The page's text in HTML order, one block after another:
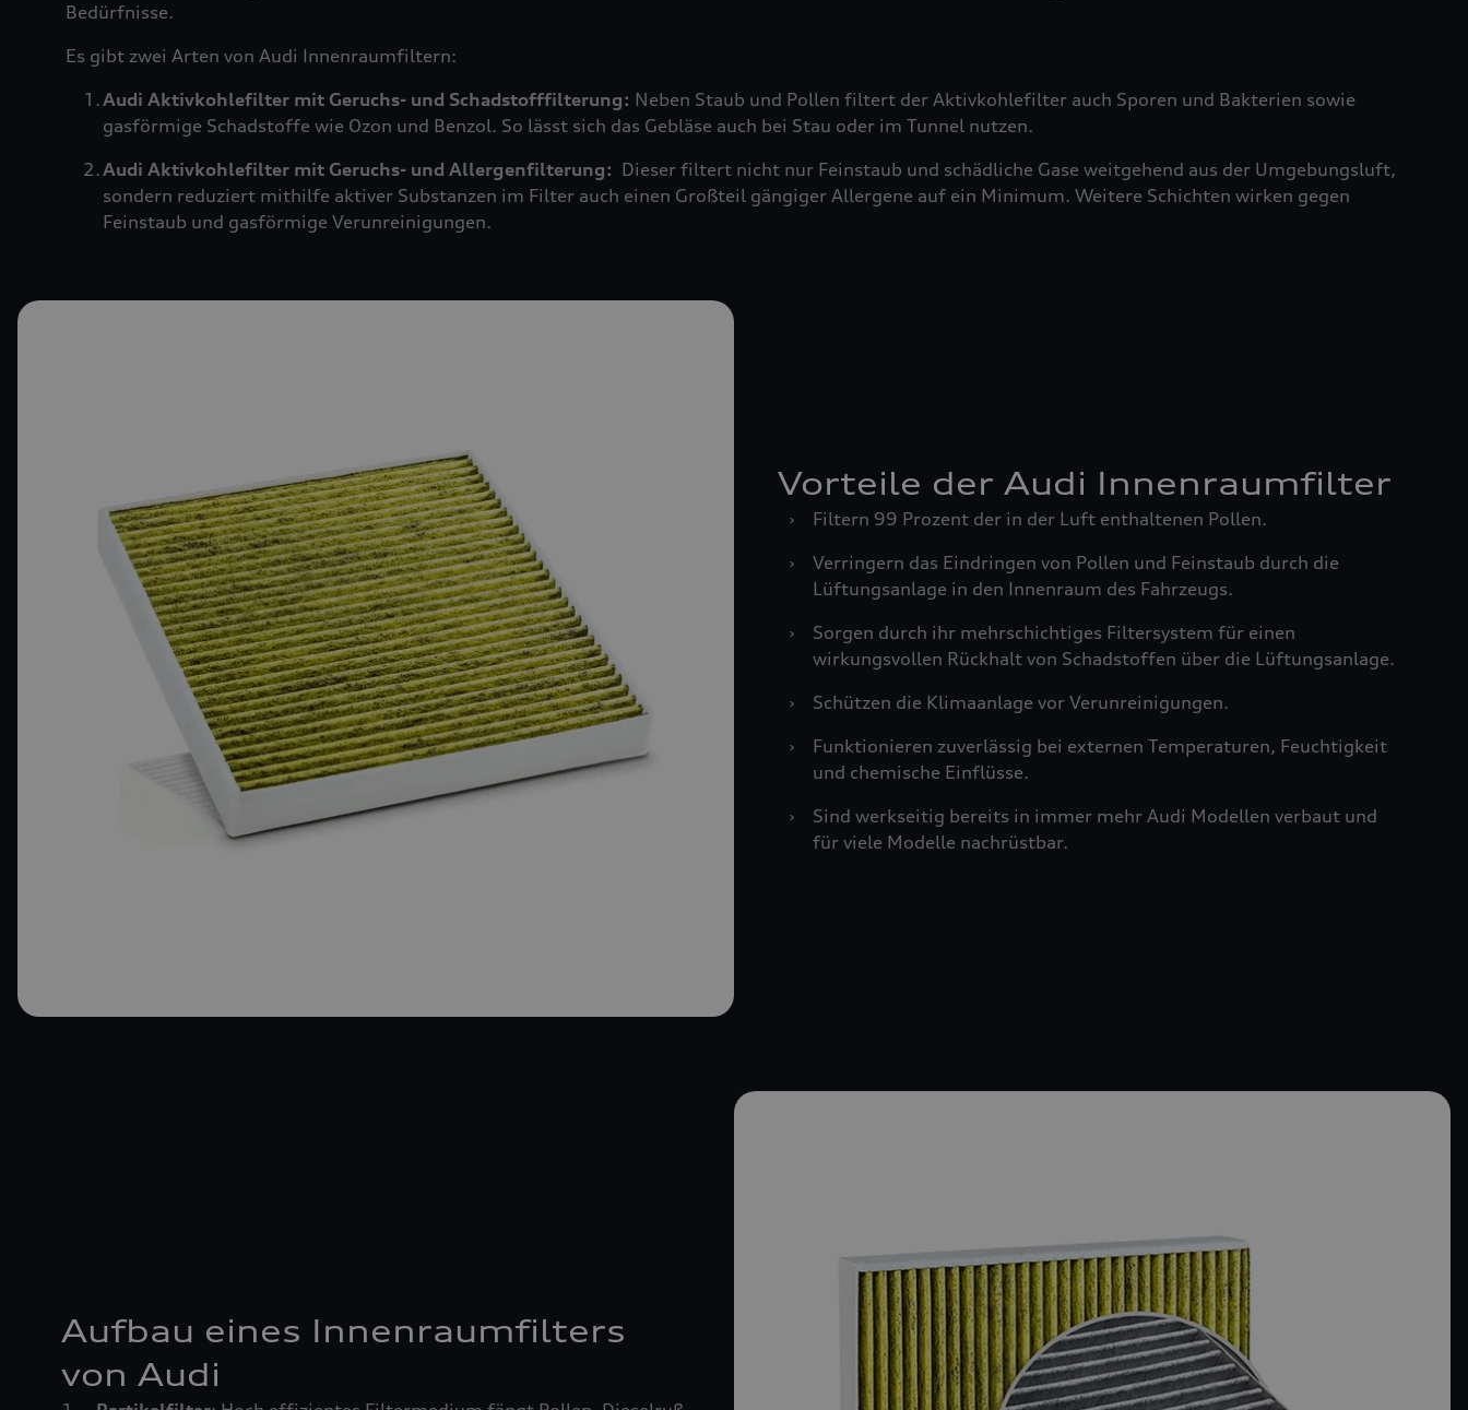
Bedürfnisse.
Es gibt zwei Arten von Audi Innenraumfiltern:
Audi Aktivkohlefilter mit Geruchs- und Schadstofffilterung: Neben Staub und Pollen filtert der Aktivkohlefilter auch Sporen und Bakterien sowie
gasförmige Schadstoffe wie Ozon und Benzol. So lässt sich das Gebläse auch bei Stau oder im Tunnel nutzen.
Audi Aktivkohlefilter mit Geruchs- und Allergenfilterung: Dieser filtert nicht nur Feinstaub und schädliche Gase weitgehend aus der Umgebungsluft,
sondern reduziert mithilfe aktiver Substanzen im Filter auch einen Großteil gängiger Allergene auf ein Minimum. Weitere Schichten wirken gegen
Feinstaub und gasförmige Verunreinigungen.
Vorteile der Audi Innenraumfilter
›
Filtern 99 Prozent der in der Luft enthaltenen Pollen.
›
Verringern das Eindringen von Pollen und Feinstaub durch die
Lüftungsanlage in den Innenraum des Fahrzeugs.
›
Sorgen durch ihr mehrschichtiges Filtersystem für einen
wirkungsvollen Rückhalt von Schadstoffen über die Lüftungsanlage.
›
Schützen die Klimaanlage vor Verunreinigungen.
›
Funktionieren zuverlässig bei externen Temperaturen, Feuchtigkeit
und chemische Einflüsse.
›
Sind werkseitig bereits in immer mehr Audi Modellen verbaut und
für viele Modelle nachrüstbar.
Aufbau eines Innenraumfilters
von Audi